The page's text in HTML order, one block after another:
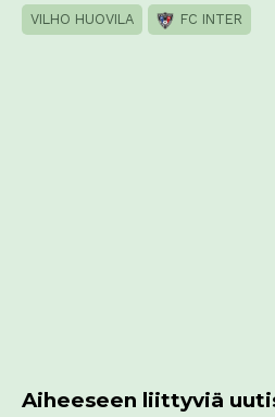
VILHO HUOVILA FC INTER
Aiheeseen liittyviä